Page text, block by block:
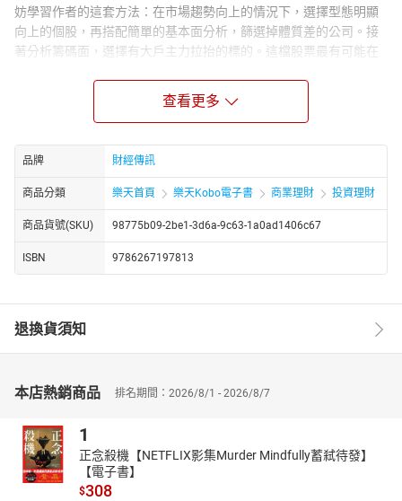
妨學習作者的這套方法：在市場趨勢向上的情況下，選擇型態明顯
向上的個股，再搭配簡單的基本面分析，篩選掉體質差的公司。接
著分析籌碼面，選擇有大戶主力拉抬的標的。這檔股票最有可能在
如果一時失準，搭配停損的機制，也不會有大損失。
至於所謂的長期投資，作者認為台灣的股市環境並不那麼適合。
第一，台灣的企業公司壽命比美國企業短很多，一般台灣公司平均
壽命約30年，中小企業平均壽命更只有短短7年。長期抱股票，如果
選錯標的，非常有可能抱到下市。20年前的上市櫃公司，目前有許
多企業已不在股票市場上，例如當初盛極一時的太平洋電纜東帝
生多起大型企業集團弊案掏空等案件，如力霸集團、博達科技、遊
戲開發公司樂陞科技案。
基於以上原因，作者認為台灣的股市投資人，不如採用短打的方
本書作者選擇股票時，雖然不長期持有，但也重視基本面。正常營
運的公司，再跌也有營收及淨利做支撐，波動有限。在型態完成、
趨勢明顯，又有主力大戶介入的情況下買進，可以提升勝率。
查看更多
品牌 財經傳訊
商品分類 樂天首頁 樂天Kobo電子書 商業理財 投資理財
商品貨號(SKU) 98775b09-2be1-3d6a-9c63-1a0ad1406c67
ISBN 9786267197813
退換貨須知
本店熱銷商品 排名期間：2026/8/1 - 2026/8/7
1
正念殺機【NETFLIX影集Murder Mindfully蓄弒待發】
【電子書】
$308